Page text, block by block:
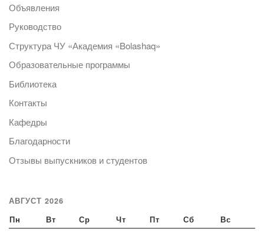
Объявления
Руководство
Структура ЧУ «Академия «Bolashaq»
Образовательные программы
Библиотека
Контакты
Кафедры
Благодарности
Отзывы выпускников и студентов
АВГУСТ 2026
Пн Вт Ср Чт Пт Сб Вс